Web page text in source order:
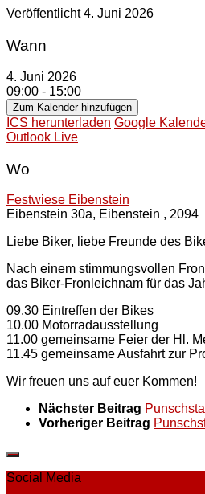
Veröffentlicht4. Juni 2026
Wann
4. Juni 2026
09:00 - 15:00
Zum Kalender hinzufügen
ICS herunterladen Google
Outlook Live
Wo
Festwiese Eibenstein
Eibenstein 30a, Eibenstein , 2094
Liebe Biker, liebe Freunde des
Nach einem stimmungsvollen
das Biker-Fronleichnam für das
09.30 Eintreffen der Bikes
10.00 Motorradausstellung
11.00 gemeinsame Feier der Hl.
11.45 gemeinsame Ausfahrt zur
Wir freuen uns auf euer Kommen!
Nächster Beitrag
Vorheriger Beitrag
Social Media